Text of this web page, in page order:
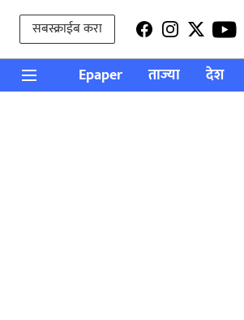
सबस्क्राईब करा
Epaper ताज्या देश